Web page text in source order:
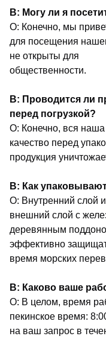
В: Могу ли я
О: Конечно, мы
для посещения
не открыты для
общественности.
В: Проводится ли
перед погрузкой?
О: Конечно, вся наша
качество перед
продукция
В: Как
О: Внутренний слой
внешний слой с
деревянным
эффективно
время морских
В: Каково ваше
О: В целом, время
пекинское время:
на ваш запрос в